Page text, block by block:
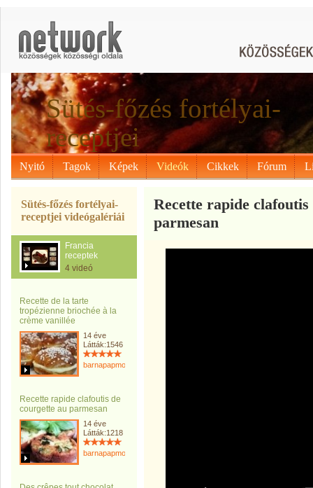
Sütés-főzés fortélyai-
receptjei
Nyitó Tagok Képek Videók Cikkek Fórum
Sütés-főzés fortélyai-
receptjei videógalériái
Francia
receptek
4 videó
Recette de la tarte
tropézienne briochée à la
crème vanillée
14 éve
Látták:1546
barnapapmonika
Recette rapide clafoutis de
courgette au parmesan
14 éve
Látták:1218
barnapapmonika
Recette rapide
parmesan